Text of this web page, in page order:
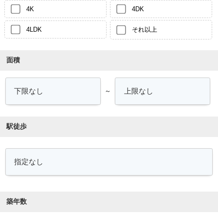
4K 4DK
4LDK それ以上
面積
～
駅徒歩
築年数